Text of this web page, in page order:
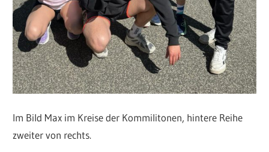
Im Bild Max im Kreise der Kommilitonen, hintere Reihe
zweiter von rechts.